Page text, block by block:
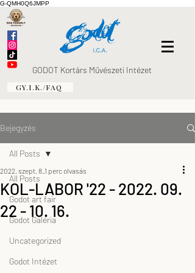
G-QMH0Q6JMPP
GODOT Kortárs Művészeti Intézet
GY.I.K./FAQ
Bejegyzés
All Posts
Godot art fair
Godot Galéria
Uncategorized
Godot Intézet
All Posts
KOL-LABOR '22 - 2022. 09.
22 - 10. 16.
2022. szept. 8. 1 perc olvasás